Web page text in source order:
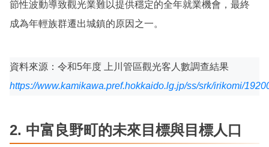
節性波動導致觀光業難以提供穩定的全年就業機會，最終
成為年輕族群遷出城鎮的原因之一。
資料來源：令和5年度 上川管區觀光客人數調查結果
https://www.kamikawa.pref.hokkaido.lg.jp/ss/srk/irikomi/
2. 中富良野町的未來目標與目標人口